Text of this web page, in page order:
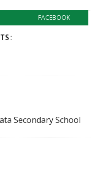
FACEBOOK
Secondary School